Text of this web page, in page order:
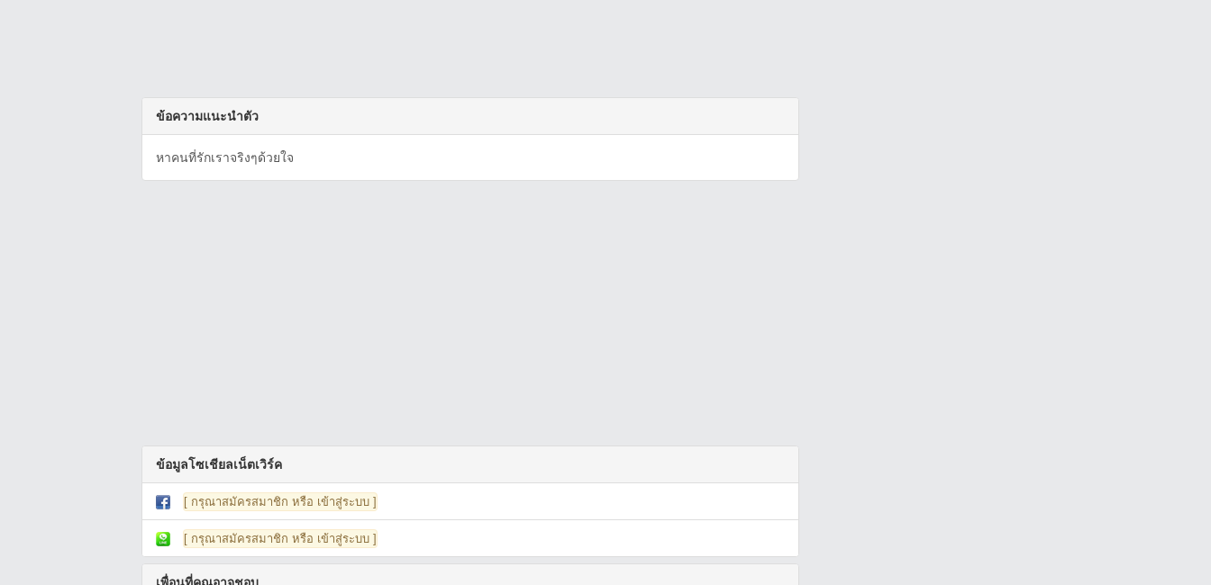
ข้อความแนะนำตัว
หาคนที่รักเราจริงๆด้วยใจ
ข้อมูลโซเชียลเน็ตเวิร์ค
[ กรุณาสมัครสมาชิก หรือ เข้าสู่ระบบ ]
[ กรุณาสมัครสมาชิก หรือ เข้าสู่ระบบ ]